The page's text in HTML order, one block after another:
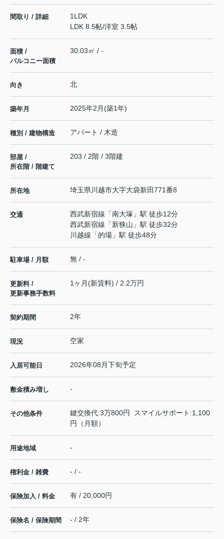
間取り / 詳細
1LDK
LDK 8.5帖/洋室 3.5帖
面積 /
バルコニー面積
30.03㎡ / -
向き 北
築年月 2025年2月(築1年)
種別 / 建物構造 アパート / 木造
部屋 /
所在階 / 階建て
203 / 2階 / 3階建
所在地 埼玉県 川越市大字大袋新田771番8
交通 西武新宿線 「南大塚 」駅 徒歩12分
西武新宿線 「新狭山 」駅 徒歩32分
川越線 「的場 」駅 徒歩48分
駐車場 / 月額 無 / -
更新料 /
更新事務手数料
1ヶ月(新賃料) / 2.2万円
契約期間 2年
現況 空家
入居可能日 2026年08月下旬予定
敷金積み増し -
その他条件
鍵交換代:3万800円 スマイルサポート:1,100
円（月額）
用途地域 -
権利金 / 雑費 - / -
保険加入 / 料金 有 / 20,000円
保険名 / 保険期間 - / 2年